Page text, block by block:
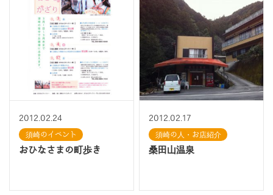
2012.02.24
須崎のイベント
おひなさまの町歩き
2012.02.17
須崎の人・お店紹介
桑田山温泉